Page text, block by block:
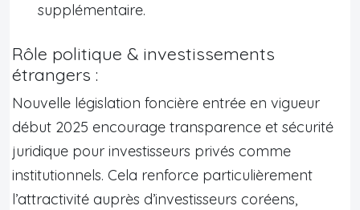
supplémentaire.
Rôle politique & investissements
étrangers :
Nouvelle législation foncière entrée en vigueur
début 2025 encourage transparence et sécurité
juridique pour investisseurs privés comme
institutionnels. Cela renforce particulièrement
l’attractivité auprès d’investisseurs coréens,